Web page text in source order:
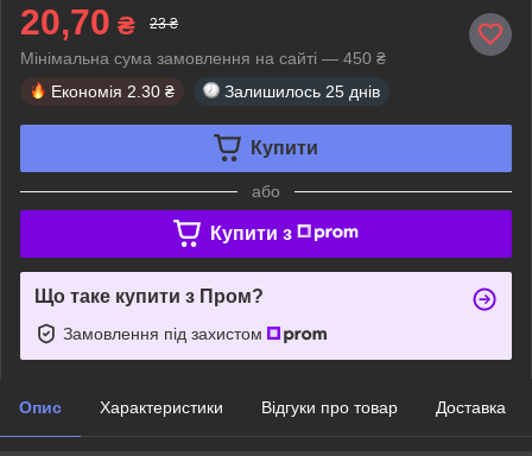
20,70 ₴ 23 ₴
Мінімальна сума замовлення на сайті — 450 ₴
Економія 2.30 ₴ Залишилось 25 днів
Купити
або
Купити з
Що таке купити з Пром?
Замовлення під захистом
Опис Характеристики Відгуки про товар Доставка